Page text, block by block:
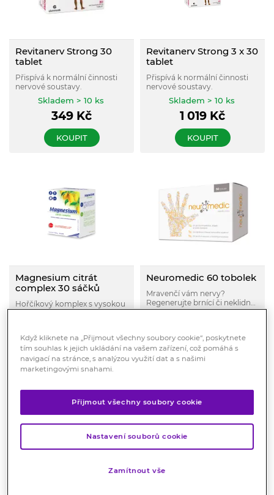
Revitanerv Strong 30
tablet
Přispívá k normální činnosti
nervové soustavy.
Skladem > 10 ks
349 Kč
KOUPIT
Revitanerv Strong 3 x 30
tablet
Přispívá k normální činnosti
nervové soustavy.
Skladem > 10 ks
1 019 Kč
KOUPIT
Magnesium citrát
complex 30 sáčků
Hořčíkový komplex s vysokou
159Kč
KOUPIT
Neuromedic 60 tobolek
Mravenčí vám nervy?
Regenerujte brnící či neklidné
končetiny, nervový systém i
alfa-lipoovou.
469Kč
KOUPIT
Když kliknete na „Přijmout všechny soubory cookie“, poskytnete
tím souhlas k jejich ukládání na vašem zařízení, což pomáhá s
navigací na stránce, s analýzou využití dat a s našimi
marketingovými snahami.
Přijmout všechny soubory cookie
Nastavení souborů cookie
Zamítnout vše